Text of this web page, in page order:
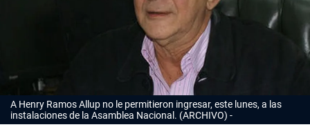
A Henry Ramos Allup no le permitieron ingresar, este lunes, a las
instalaciones de la Asamblea Nacional. (ARCHIVO)